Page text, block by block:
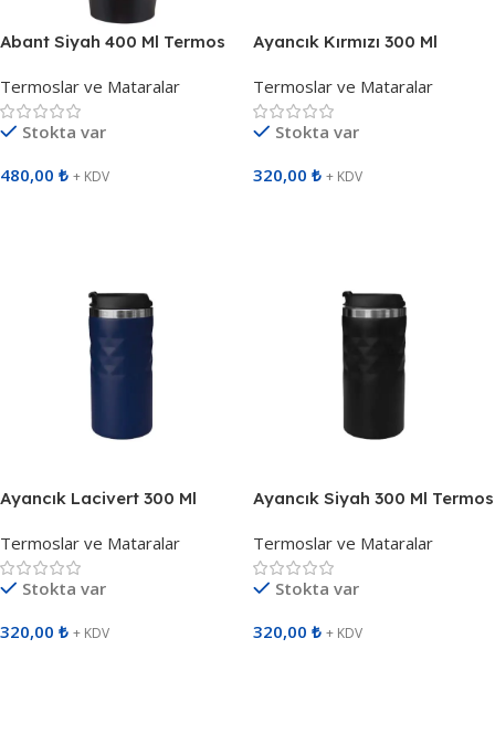
Abant Siyah 400 Ml Termos
Termoslar ve Mataralar
Stokta var
480,00 ₺ + KDV
Ayancık Kırmızı 300 Ml
Termoslar ve Mataralar
Stokta var
320,00 ₺ + KDV
Ayancık Lacivert 300 Ml
Termoslar ve Mataralar
Stokta var
320,00 ₺ + KDV
Ayancık Siyah 300 Ml Termos
Termoslar ve Mataralar
Stokta var
320,00 ₺ + KDV